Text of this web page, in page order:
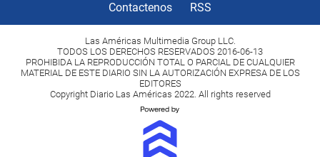
Contactenos RSS
Las Américas Multimedia Group LLC.
TODOS LOS DERECHOS RESERVADOS 2016-06-13
PROHIBIDA LA REPRODUCCIÓN TOTAL O PARCIAL DE CUALQUIER
MATERIAL DE ESTE DIARIO SIN LA AUTORIZACIÓN EXPRESA DE LOS
EDITORES
Copyright Diario Las Américas 2022. All rights reserved